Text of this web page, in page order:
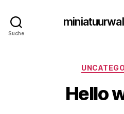
Suche
Hello